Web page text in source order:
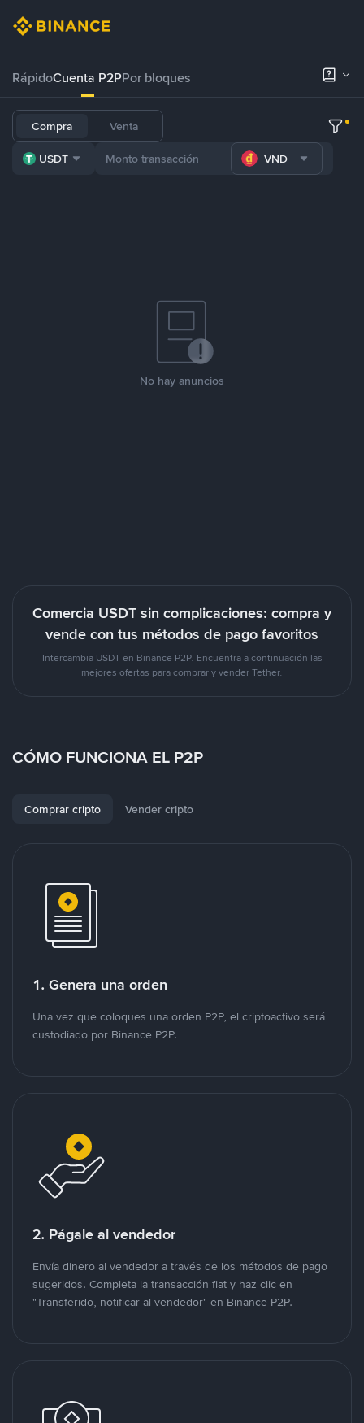
RápidoCuenta P2PPor bloques
Compra Venta
USDT VND
No hay anuncios
Comercia USDT sin complicaciones: compra y
vende con tus métodos de pago favoritos
Intercambia USDT en Binance P2P. Encuentra a continuación las
mejores ofertas para comprar y vender Tether.
CÓMO FUNCIONA EL P2P
Comprar cripto Vender cripto
1. Genera una orden
Una vez que coloques una orden P2P, el criptoactivo será
custodiado por Binance P2P.
2. Págale al vendedor
Envía dinero al vendedor a través de los métodos de pago
sugeridos. Completa la transacción fiat y haz clic en
"Transferido, notificar al vendedor" en Binance P2P.